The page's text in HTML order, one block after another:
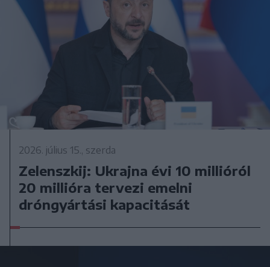
2026. július 15., szerda
Zelenszkij: Ukrajna évi 10 millióról
20 millióra tervezi emelni
dróngyártási kapacitását